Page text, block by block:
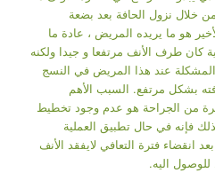
خلال نزول الحافة بعد بضعة
هو ما يريده المريض ، عادة ما
كان طرف الأنف مرتفعا و جيدا ولكنه
عند هذا المريض في النسج
بشكل مرتفع. السبب الأهم
من الجراحة هو عدم وجود تخطيط
فإنه في حال تطبيق العملية
انقضاء فترة التعافي لايفقد الأنف
اليه.